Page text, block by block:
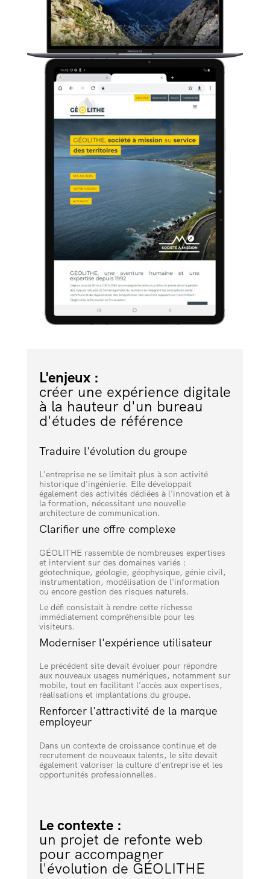
Le contexte :
un projet de refonte web
pour accompagner
l'évolution de GÉOLITHE
L'enjeux :
créer une expérience digitale
à la hauteur d'un bureau
d'études de référence
Traduire l'évolution du groupe
L'entreprise ne se limitait plus à son activité
historique d'ingénierie. Elle développait
également des activités dédiées à l'innovation et à
la formation, nécessitant une nouvelle
architecture de communication.
Clarifier une offre complexe
GÉOLITHE rassemble de nombreuses expertises
et intervient sur des domaines variés :
géotechnique, géologie, géophysique, génie civil,
instrumentation, modélisation de l'information
ou encore gestion des risques naturels.
Le défi consistait à rendre cette richesse
immédiatement compréhensible pour les
visiteurs.
Moderniser l'expérience utilisateur
Le précédent site devait évoluer pour répondre
aux nouveaux usages numériques, notamment sur
mobile, tout en facilitant l'accès aux expertises,
réalisations et implantations du groupe.
Renforcer l'attractivité de la marque
employeur
Dans un contexte de croissance continue et de
recrutement de nouveaux talents, le site devait
également valoriser la culture d'entreprise et les
opportunités professionnelles.